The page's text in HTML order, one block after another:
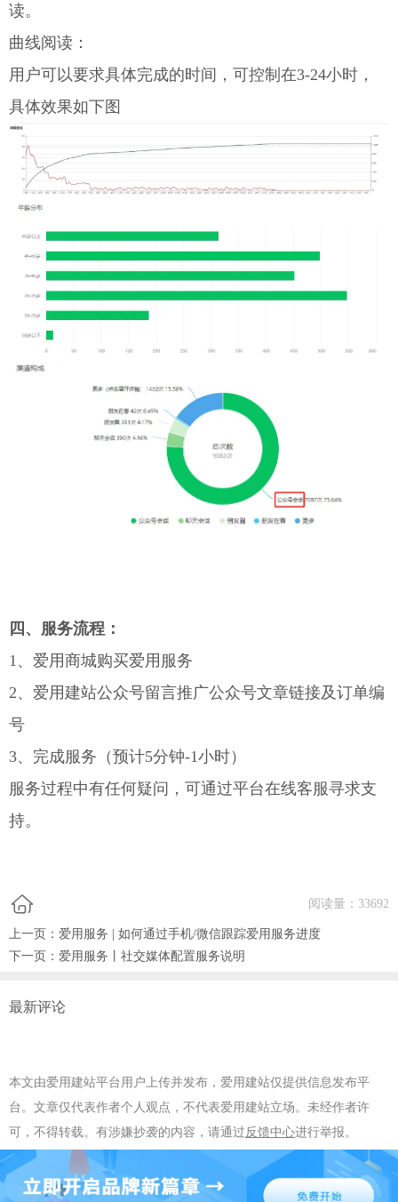
读。
曲线阅读：
用户可以要求具体完成的时间，可控制在3-24小时，
具体效果如下图
四、 服务流程：
1、爱用商城购买爱用服务
2、爱用建站公众号留言推广公众号文章链接及订单编
号
3、完成服务（预计5分钟-1小时）
服务过程中有任何疑问，可通过平台在线客服寻求支
持。
阅读量： 33692
上一页： 爱用服务 | 如何通过手机/微信跟踪爱用服务进度
下一页： 爱用服务丨社交媒体配置服务说明
最新评论
本文由爱用建站平台用户上传并发布，爱用建站仅提供信息发布平
台。文章仅代表作者个人观点，不代表爱用建站立场。未经作者许
可，不得转载。有涉嫌抄袭的内容，请通过反馈中心进行举报。